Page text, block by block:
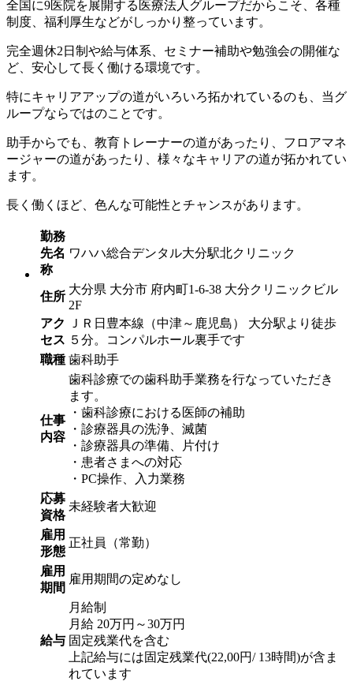
全国に9医院を展開する医療法人グループだからこそ、各種
制度、福利厚生などがしっかり整っています。
完全週休2日制や給与体系、セミナー補助や勉強会の開催な
ど、安心して長く働ける環境です。
特にキャリアアップの道がいろいろ拓かれているのも、当グ
ループならではのことです。
助手からでも、教育トレーナーの道があったり、フロアマネ
ージャーの道があったり、様々なキャリアの道が拓かれてい
ます。
長く働くほど、色んな可能性とチャンスがあります。
勤務
先名
称
ワハハ総合デンタル大分駅北クリニック
住所
大分県 大分市 府内町1-6-38 大分クリニックビル
2F
アク
セス
ＪＲ日豊本線（中津～鹿児島） 大分駅より徒歩
５分。コンパルホール裏手です
職種 歯科助手
仕事
内容
歯科診療での歯科助手業務を行なっていただき
ます。
・歯科診療における医師の補助
・診療器具の洗浄、滅菌
・診療器具の準備、片付け
・患者さまへの対応
・PC操作、入力業務
応募
資格
未経験者大歓迎
雇用
形態
正社員（常勤）
雇用
期間
雇用期間の定めなし
給与
月給制
月給 20万円～30万円
固定残業代を含む
上記給与には固定残業代(22,00円/ 13時間)が含ま
れています